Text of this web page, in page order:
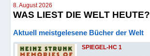
8. August 2026
WAS LIEST DIE WELT HEUTE?
Aktuell meistgelesene Bücher der Welt
SPIEGEL-HC 1